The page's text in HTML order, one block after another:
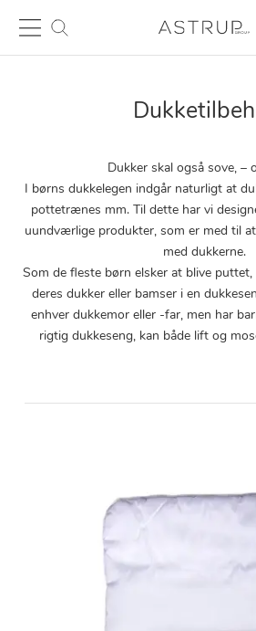
Dukker skal også sove, –
I børns dukkelegen indgår naturligt at
pottetrænes mm. Til dette har vi
uundværlige produkter, som er med til
med dukkerne.
Som de fleste børn elsker at blive
deres dukker eller bamser i en
enhver dukkemor eller -far, men har
rigtig dukkeseng, kan både lift og